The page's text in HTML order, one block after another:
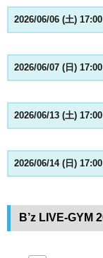
2026/06/06 (土)
2026/06/07 (日)
2026/06/13 (土)
2026/06/14 (日)
B’z LIVE-GYM